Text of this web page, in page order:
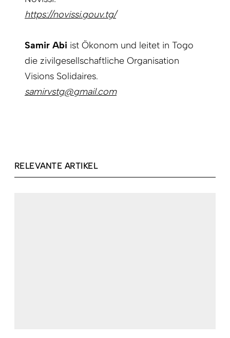
https://novissi.gouv.tg/
Samir Abi ist Ökonom und leitet in Togo
die zivilgesellschaftliche Organisation
Visions Solidaires.
samirvstg@gmail.com
RELEVANTE ARTIKEL